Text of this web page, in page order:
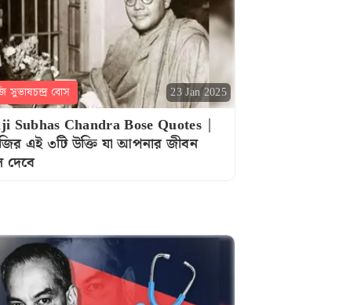
সুভাষচন্দ্র বোস 23 Jan 2025
Subhas Chandra Bose Quotes |
এই ৩টি উক্তি যা আপনার জীবন
দেবে